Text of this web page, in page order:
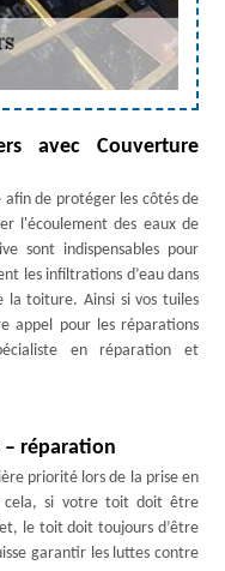
avec Couverture
afin de protéger les côtés de
l'écoulement des eaux de
sont indispensables pour
les infiltrations d’eau dans
toiture. Ainsi si vos tuiles
appel pour les réparations
en réparation et
– réparation
priorité lors de la prise en
cela, si votre toit doit être
le toit doit toujours d’être
garantir les luttes contre